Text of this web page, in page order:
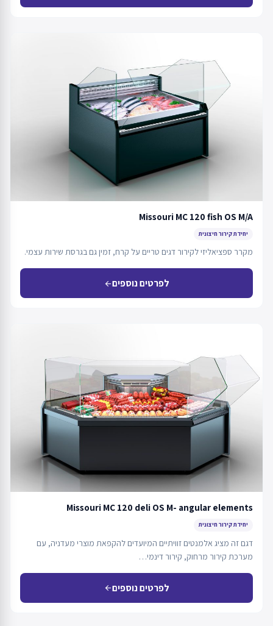
Missouri MC 120 fish OS M/A
יחידת קירור חיצונית
מקרר ספציאליזי לקירור דגים טריים על קרח, זמין גם בגרסת שירות עצמי.
לפרטים נוספיםarrow_back
Missouri MC 120 deli OS M- angular elements
יחידת קירור חיצונית
דגם זה מציג אלמנטים זוויתיים המיועדים להקפאת מוצרי מעדניה, עם
מערכת קירור מרחוק, קירור דינמי…
לפרטים נוספיםarrow_back